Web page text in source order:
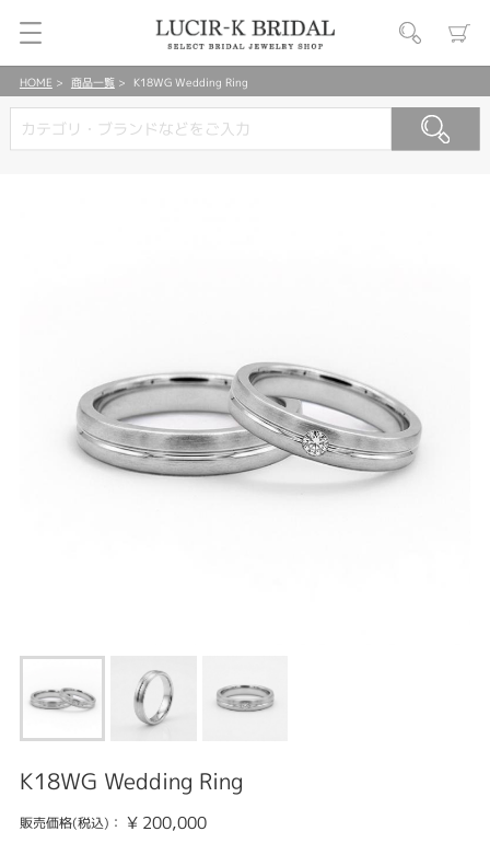
HOME 商品一覧 K18WG Wedding Ring
K18WG Wedding Ring
販売価格(税込)： ¥ 200,000